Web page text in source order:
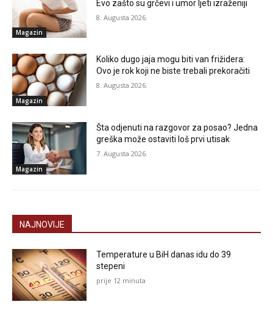
Magazin
Evo zašto su grčevi i umor ljeti izraženiji
8. Augusta 2026.
Magazin
Koliko dugo jaja mogu biti van frižidera:
Ovo je rok koji ne biste trebali prekoračiti
8. Augusta 2026.
Magazin
Šta odjenuti na razgovor za posao? Jedna
greška može ostaviti loš prvi utisak
7. Augusta 2026.
NAJNOVIJE
Temperature u BiH danas idu do 39
stepeni
prije 12 minuta